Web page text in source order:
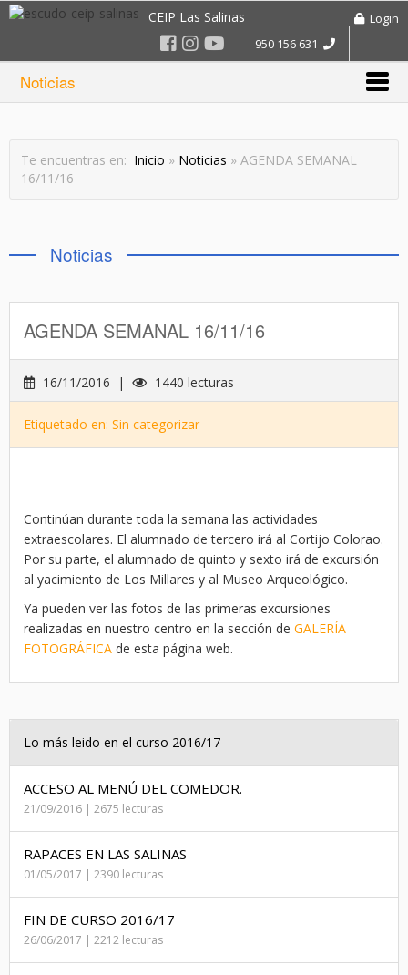
CEIP Las Salinas
Login
950 156 631
Noticias
Te encuentras en: Inicio » Noticias » AGENDA SEMANAL
16/11/16
Noticias
AGENDA SEMANAL 16/11/16
16/11/2016 | 1440 lecturas
Etiquetado en: Sin categorizar
Continúan durante toda la semana las actividades
extraescolares. El alumnado de tercero irá al Cortijo Colorao.
Por su parte, el alumnado de quinto y sexto irá de excursión
al yacimiento de Los Millares y al Museo Arqueológico.
Ya pueden ver las fotos de las primeras excursiones
realizadas en nuestro centro en la sección de GALERÍA
FOTOGRÁFICA de esta página web.
Lo más leido en el curso 2016/17
ACCESO AL MENÚ DEL COMEDOR.
21/09/2016 | 2675 lecturas
RAPACES EN LAS SALINAS
01/05/2017 | 2390 lecturas
FIN DE CURSO 2016/17
26/06/2017 | 2212 lecturas